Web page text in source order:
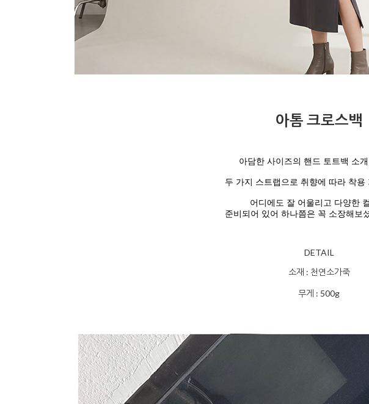
아톰 크로스백
아담한 사이즈의 핸드 토트백 소개
두 가지 스트랩으로 취향에 따라 착용
어디에도 잘 어울리고 다양한
준비되어 있어 하나쯤은 꼭 소장해보
DETAIL
소재 : 천연소가죽
무게 : 500g